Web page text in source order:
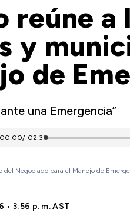
reúne
y
de
una Emergencia”
00:00/ 02:31
Negociado para el Manejo de
• 3:56 p. m. AST